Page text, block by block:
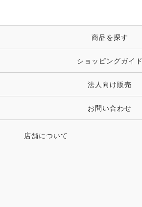
商品を探す
ショッピングガイド
法人向け販売
お問い合わせ
店舗について